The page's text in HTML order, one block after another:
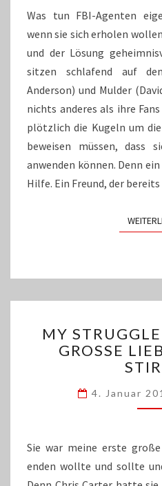
Was tun FBI-Agenten
wenn sie sich erholen
und der Lösung
sitzen schlafend auf
Anderson) und Mulder
nichts anderes als ihre
plötzlich die Kugeln um
beweisen müssen, dass
anwenden können. Denn
Hilfe. Ein Freund, der
MY
GROSSE
4. Januar
Sie war meine erste
enden wollte und sollte